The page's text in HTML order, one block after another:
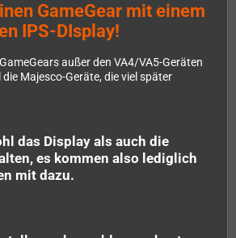
GameGear mit einem
IPS-DIsplay!
außer den VA4/VA5-Geräten
Majesco-Geräte, die viel später
das Display als auch die
es kommen also lediglich
mit dazu.